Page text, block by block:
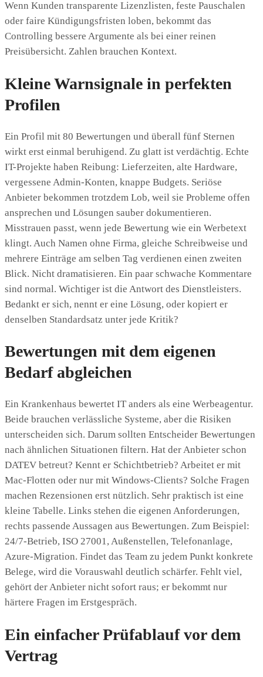
Wenn Kunden transparente Lizenzlisten, feste Pauschalen
oder faire Kündigungsfristen loben, bekommt das
Controlling bessere Argumente als bei einer reinen
Preisübersicht. Zahlen brauchen Kontext.
Kleine Warnsignale in perfekten
Profilen
Ein Profil mit 80 Bewertungen und überall fünf Sternen
wirkt erst einmal beruhigend. Zu glatt ist verdächtig. Echte
IT-Projekte haben Reibung: Lieferzeiten, alte Hardware,
vergessene Admin-Konten, knappe Budgets. Seriöse
Anbieter bekommen trotzdem Lob, weil sie Probleme offen
ansprechen und Lösungen sauber dokumentieren.
Misstrauen passt, wenn jede Bewertung wie ein Werbetext
klingt. Auch Namen ohne Firma, gleiche Schreibweise und
mehrere Einträge am selben Tag verdienen einen zweiten
Blick. Nicht dramatisieren. Ein paar schwache Kommentare
sind normal. Wichtiger ist die Antwort des Dienstleisters.
Bedankt er sich, nennt er eine Lösung, oder kopiert er
denselben Standardsatz unter jede Kritik?
Bewertungen mit dem eigenen
Bedarf abgleichen
Ein Krankenhaus bewertet IT anders als eine Werbeagentur.
Beide brauchen verlässliche Systeme, aber die Risiken
unterscheiden sich. Darum sollten Entscheider Bewertungen
nach ähnlichen Situationen filtern. Hat der Anbieter schon
DATEV betreut? Kennt er Schichtbetrieb? Arbeitet er mit
Mac-Flotten oder nur mit Windows-Clients? Solche Fragen
machen Rezensionen erst nützlich. Sehr praktisch ist eine
kleine Tabelle. Links stehen die eigenen Anforderungen,
rechts passende Aussagen aus Bewertungen. Zum Beispiel:
24/7-Betrieb, ISO 27001, Außenstellen, Telefonanlage,
Azure-Migration. Findet das Team zu jedem Punkt konkrete
Belege, wird die Vorauswahl deutlich schärfer. Fehlt viel,
gehört der Anbieter nicht sofort raus; er bekommt nur
härtere Fragen im Erstgespräch.
Ein einfacher Prüfablauf vor dem
Vertrag